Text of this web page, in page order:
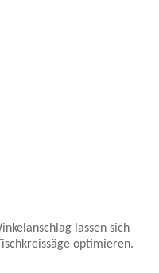
lassen sich
optimieren.